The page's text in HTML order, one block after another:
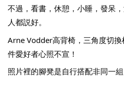
不過，看書，休憩，小睡，發呆
人都説好。
Arne Vodder高背椅，三角度切
件愛好者心照不宣！
照片裡的腳凳是自行搭配非同一組